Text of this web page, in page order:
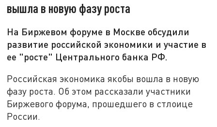
вышла в новую фазу роста
На Биржевом форуме в Москве обсудили
развитие российской экономики и участие в
ее "росте" Центрального банка РФ.
Российская экономика якобы вошла в новую
фазу роста. Об этом рассказали участники
Биржевого форума, прошедшего в стлоице
России.